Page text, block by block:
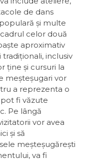
de dans
și multe
celor două
aproximativ
inclusiv
ține și cursuri la
meșteșugari vor
a reprezenta o
fi văzute
Pe lângă
vor avea
și să
meșteșugărești
va fi